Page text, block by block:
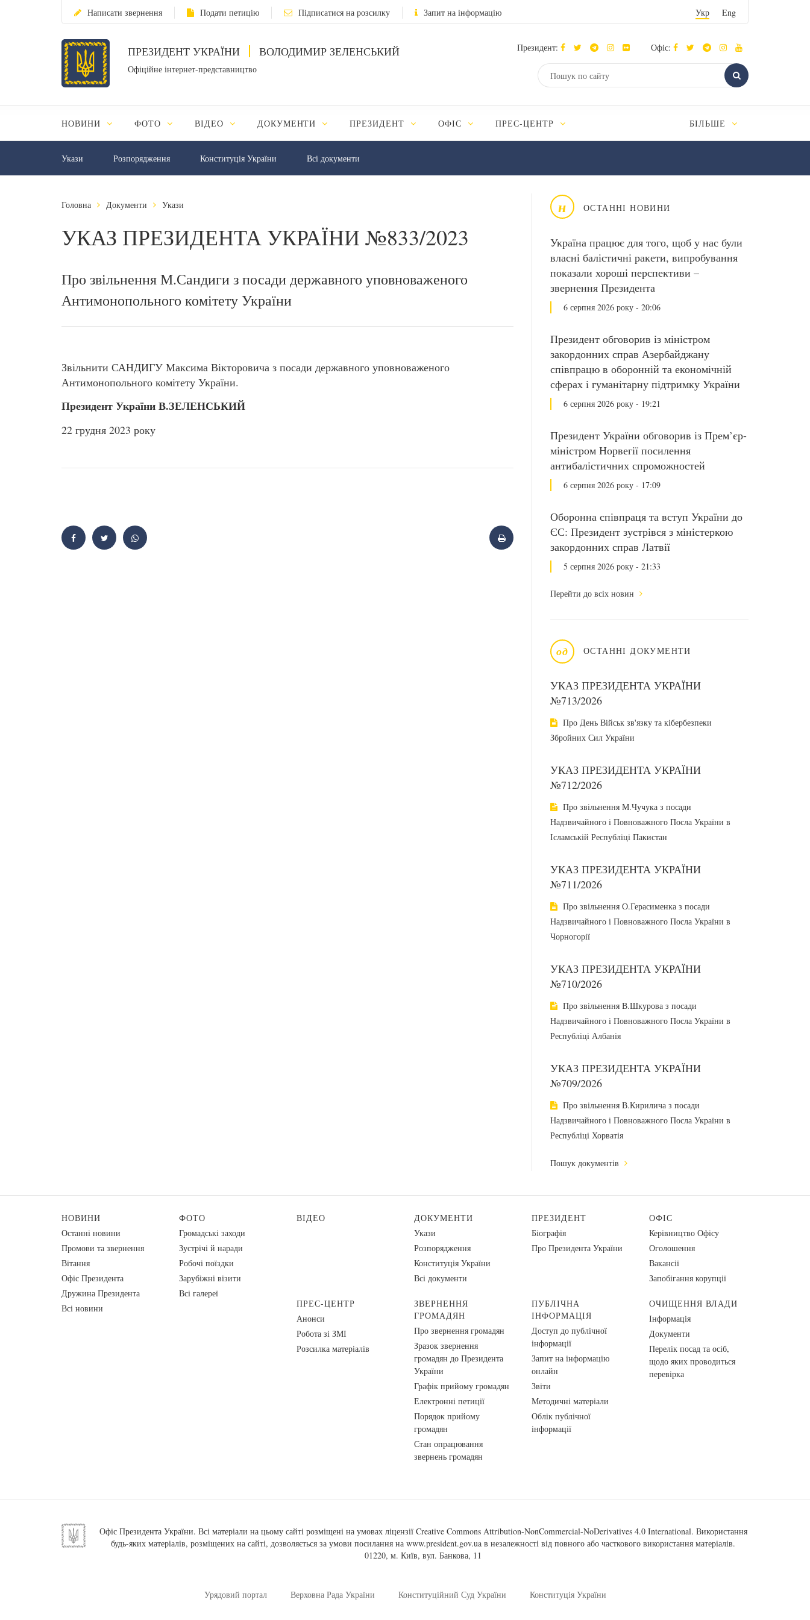
Написати звернення Подати петицію Підписатися на розсилку Запит на інформацію Укр Eng
ПРЕЗИДЕНТ УКРАЇНИ ВОЛОДИМИР ЗЕЛЕНСЬКИЙ
Офіційне інтернет-представництво
Президент: Офіс:
НОВИНИ ФОТО ВІДЕО ДОКУМЕНТИ ПРЕЗИДЕНТ ОФІС ПРЕС-ЦЕНТР БІЛЬШЕ
Укази Розпорядження Конституція України Всі документи
н ОСТАННІ НОВИНИ
Україна працює для того, щоб у нас були
власні балістичні ракети, випробування
показали хороші перспективи –
звернення Президента
6 серпня 2026 року - 20:06
Президент обговорив із міністром
закордонних справ Азербайджану
співпрацю в оборонній та економічній
сферах і гуманітарну підтримку України
6 серпня 2026 року - 19:21
Президент України обговорив із Прем’єр-
міністром Норвегії посилення
антибалістичних спроможностей
6 серпня 2026 року - 17:09
Оборонна співпраця та вступ України до
ЄС: Президент зустрівся з міністеркою
закордонних справ Латвії
5 серпня 2026 року - 21:33
Перейти до всіх новин
од ОСТАННІ ДОКУМЕНТИ
УКАЗ ПРЕЗИДЕНТА УКРАЇНИ
№713/2026
Про День Військ зв'язку та кібербезпеки
Збройних Сил України
УКАЗ ПРЕЗИДЕНТА УКРАЇНИ
№712/2026
Про звільнення М.Чучука з посади
Надзвичайного і Повноважного Посла України в
Ісламській Республіці Пакистан
УКАЗ ПРЕЗИДЕНТА УКРАЇНИ
№711/2026
Про звільнення О.Герасименка з посади
Надзвичайного і Повноважного Посла України в
Чорногорії
УКАЗ ПРЕЗИДЕНТА УКРАЇНИ
№710/2026
Про звільнення В.Шкурова з посади
Надзвичайного і Повноважного Посла України в
Республіці Албанія
УКАЗ ПРЕЗИДЕНТА УКРАЇНИ
№709/2026
Про звільнення В.Кирилича з посади
Надзвичайного і Повноважного Посла України в
Республіці Хорватія
Пошук документів
Головна Документи Укази
УКАЗ ПРЕЗИДЕНТА УКРАЇНИ №833/2023
Про звільнення М.Сандиги з посади державного уповноваженого
Антимонопольного комітету України
Звільнити САНДИГУ Максима Вікторовича з посади державного уповноваженого
Антимонопольного комітету України.
Президент України В.ЗЕЛЕНСЬКИЙ
22 грудня 2023 року
НОВИНИ
Останні новини
Промови та звернення
Вiтання
Офіс Президента
Дружина Президента
Всі новини
ФОТО
Громадські заходи
Зустрічі й наради
Робочі поїздки
Зарубіжні візити
Всі галереї
ВІДЕО
ДОКУМЕНТИ
Укази
Розпорядження
Конституція України
Всі документи
ПРЕЗИДЕНТ
Біографія
Про Президента України
ОФІС
Керівництво Офісу
Оголошення
Вакансії
Запобігання корупції
ПРЕС-ЦЕНТР
Анонси
Робота зі ЗМІ
Розсилка матеріалів
ЗВЕРНЕННЯ
ГРОМАДЯН
Про звернення громадян
Зразок звернення
громадян до Президента
України
Графік прийому громадян
Електронні петиції
Порядок прийому
громадян
Стан опрацювання
звернень громадян
ПУБЛІЧНА
ІНФОРМАЦІЯ
Доступ до публічної
інформації
Запит на інформацію
онлайн
Звіти
Методичні матеріали
Облік публічної
інформації
ОЧИЩЕННЯ ВЛАДИ
Інформація
Документи
Перелік посад та осіб,
щодо яких проводиться
перевірка
Офіс Президента України. Всі матеріали на цьому сайті розміщені на умовах ліцензії Creative Commons Attribution-NonCommercial-NoDerivatives 4.0 International. Використання
будь-яких матеріалів, розміщених на сайті, дозволяється за умови посилання на www.president.gov.ua в незалежності від повного або часткового використання матеріалів.
01220, м. Київ, вул. Банкова, 11
Урядовий портал Верховна Рада України Конституційний Суд України Конституція України